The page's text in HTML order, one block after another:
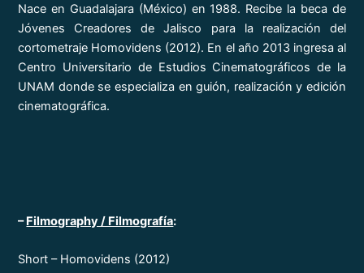
Nace en Guadalajara (México) en 1988. Recibe la beca de
Jóvenes Creadores de Jalisco para la realización del
cortometraje Homovidens (2012). En el año 2013 ingresa al
Centro Universitario de Estudios Cinematográficos de la
UNAM donde se especializa en guión, realización y edición
cinematográfica.
–Filmography / Filmografía:
Short – Homovidens (2012)